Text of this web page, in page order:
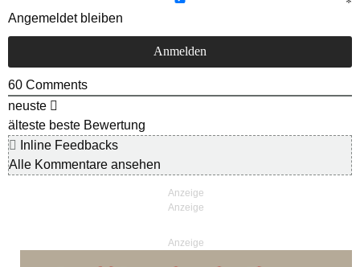
Angemeldet bleiben
60 Comments
neuste
älteste beste Bewertung
Inline Feedbacks
Alle Kommentare ansehen
Anzeige